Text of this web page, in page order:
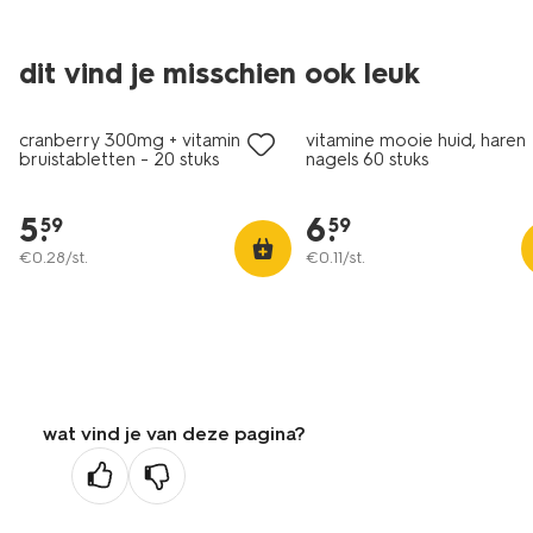
dit vind je misschien ook leuk
cranberry 300mg + vitamine C
bruistabletten - 20 stuks
5.
59
€0.28/st.
vitamine mooie huid, haren
nagels 60 stuks
6.
59
€0.11/st.
wat vind je van deze pagina?